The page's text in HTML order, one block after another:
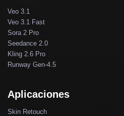
Veo 3.1
Veo 3.1 Fast
Sora 2 Pro
Seedance 2.0
Kling 2.6 Pro
Runway Gen-4.5
Aplicaciones
Skin Retouch